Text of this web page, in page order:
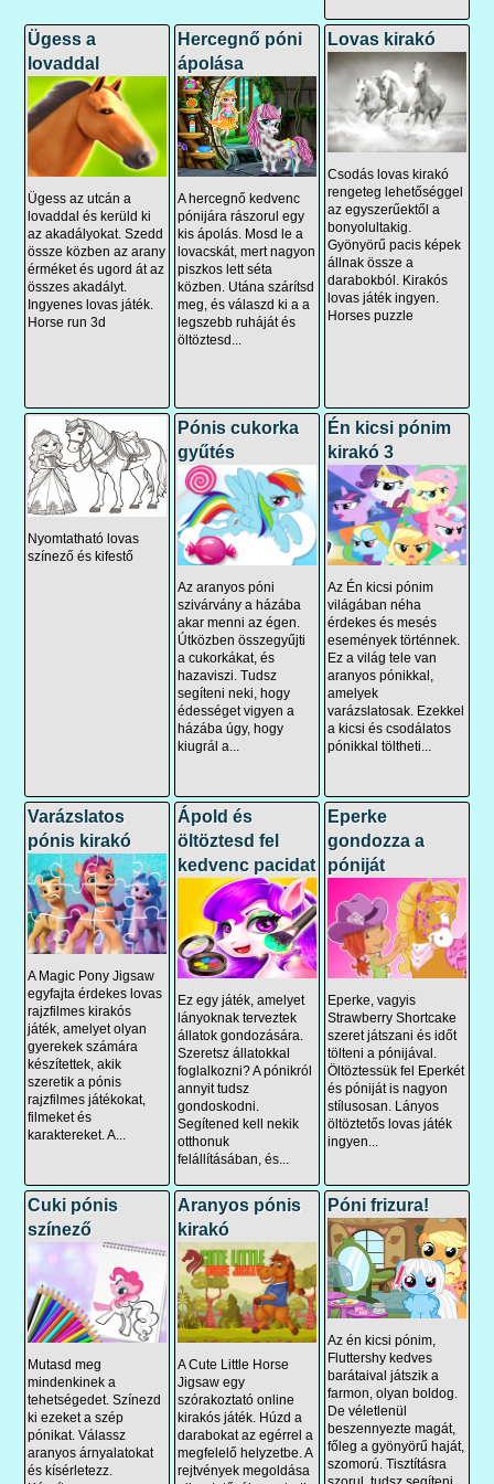
Ügess a
lovaddal
Ügess az utcán a
lovaddal és kerüld ki
az akadályokat. Szedd
össze közben az arany
érméket és ugord át az
összes akadályt.
Ingyenes lovas játék.
Horse run 3d
Hercegnő póni
ápolása
A hercegnő kedvenc
pónijára rászorul egy
kis ápolás. Mosd le a
lovacskát, mert nagyon
piszkos lett séta
közben. Utána szárítsd
meg, és válaszd ki a a
legszebb ruháját és
öltöztesd...
Lovas kirakó
Csodás lovas kirakó
rengeteg lehetőséggel
az egyszerűektől a
bonyolultakig.
Gyönyörű pacis képek
állnak össze a
darabokból. Kirakós
lovas játék ingyen.
Horses puzzle
Nyomtatható lovas
színező és kifestő
Pónis cukorka
gyűtés
Az aranyos póni
szivárvány a házába
akar menni az égen.
Útközben összegyűjti
a cukorkákat, és
hazaviszi. Tudsz
segíteni neki, hogy
édességet vigyen a
házába úgy, hogy
kiugrál a...
Én kicsi pónim
kirakó 3
Az Én kicsi pónim
világában néha
érdekes és mesés
események történnek.
Ez a világ tele van
aranyos pónikkal,
amelyek
varázslatosak. Ezekkel
a kicsi és csodálatos
pónikkal töltheti...
Varázslatos
pónis kirakó
A Magic Pony Jigsaw
egyfajta érdekes lovas
rajzfilmes kirakós
játék, amelyet olyan
gyerekek számára
készítettek, akik
szeretik a pónis
rajzfilmes játékokat,
filmeket és
karaktereket. A...
Ápold és
öltöztesd fel
kedvenc pacidat
Ez egy játék, amelyet
lányoknak terveztek
állatok gondozására.
Szeretsz állatokkal
foglalkozni? A pónikról
annyit tudsz
gondoskodni.
Segítened kell nekik
otthonuk
felállításában, és...
Eperke
gondozza a
póniját
Eperke, vagyis
Strawberry Shortcake
szeret játszani és időt
tölteni a pónijával.
Öltöztessük fel Eperkét
és póniját is nagyon
stílusosan. Lányos
öltöztetős lovas játék
ingyen...
Cuki pónis
színező
Mutasd meg
mindenkinek a
tehetségedet. Színezd
ki ezeket a szép
pónikat. Válassz
aranyos árnyalatokat
és kísérletezz.
Aranyos pónis
kirakó
A Cute Little Horse
Jigsaw egy
szórakoztató online
kirakós játék. Húzd a
darabokat az egérrel a
megfelelő helyzetbe. A
rejtvények megoldása
Póni frizura!
Az én kicsi pónim,
Fluttershy kedves
barátaival játszik a
farmon, olyan boldog.
De véletlenül
beszennyezte magát,
főleg a gyönyörű haját,
szomorú. Tisztításra